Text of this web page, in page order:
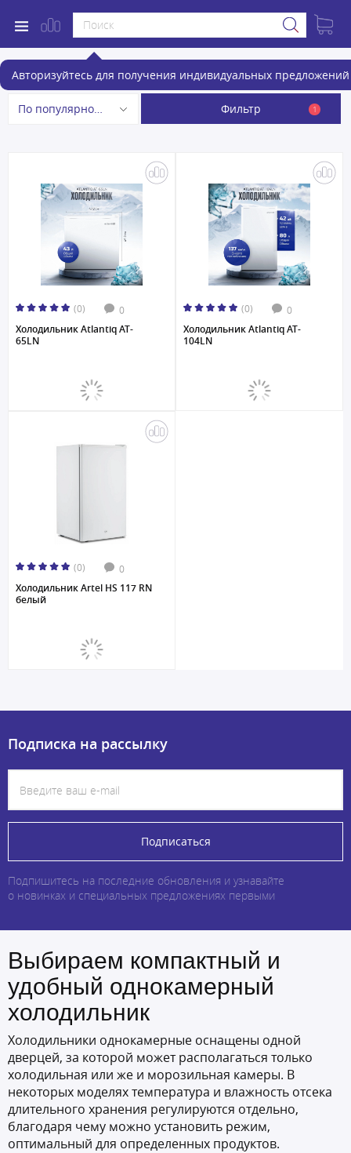
Авторизуйтесь для получения индивидуальных предложений
Холодильники
По популярности Фильтр 1
(0) 0
Холодильник Atlantiq AT-
65LN
(0) 0
Холодильник Atlantiq AT-
104LN
(0) 0
Холодильник Artel HS 117 RN
белый
Подписка на рассылку
Подписаться
Подпишитесь на последние обновления и узнавайте
о новинках и специальных предложениях первыми
Выбираем компактный и
удобный однокамерный
холодильник
Холодильники однокамерные оснащены одной
дверцей, за которой может располагаться только
холодильная или же и морозильная камеры. В
некоторых моделях температура и влажность отсека
длительного хранения регулируются отдельно,
благодаря чему можно установить режим,
оптимальный для определенных продуктов.